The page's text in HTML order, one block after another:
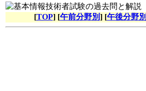
[TOP] [午前分野別] [午後分野別